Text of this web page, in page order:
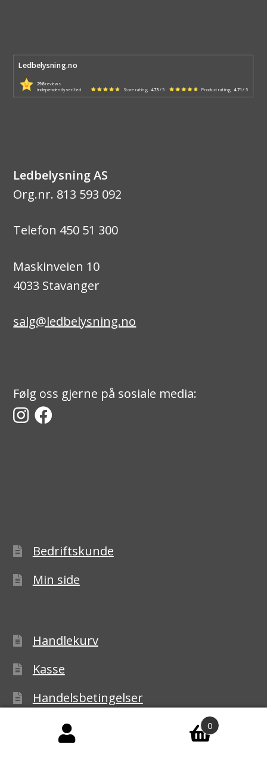
Ledbelysning.no
298reviews
independently verified Store rating 4.73 / 5 Product rating 4.71 / 5
Ledbelysning AS
Org.nr. 813 593 092
Telefon 450 51 300
Maskinveien 10
4033 Stavanger
salg@ledbelysning.no
Følg oss gjerne på sosiale media:
Bedriftskunde
Min side
Handlekurv
Kasse
Handelsbetingelser
Personvernerklæring
0